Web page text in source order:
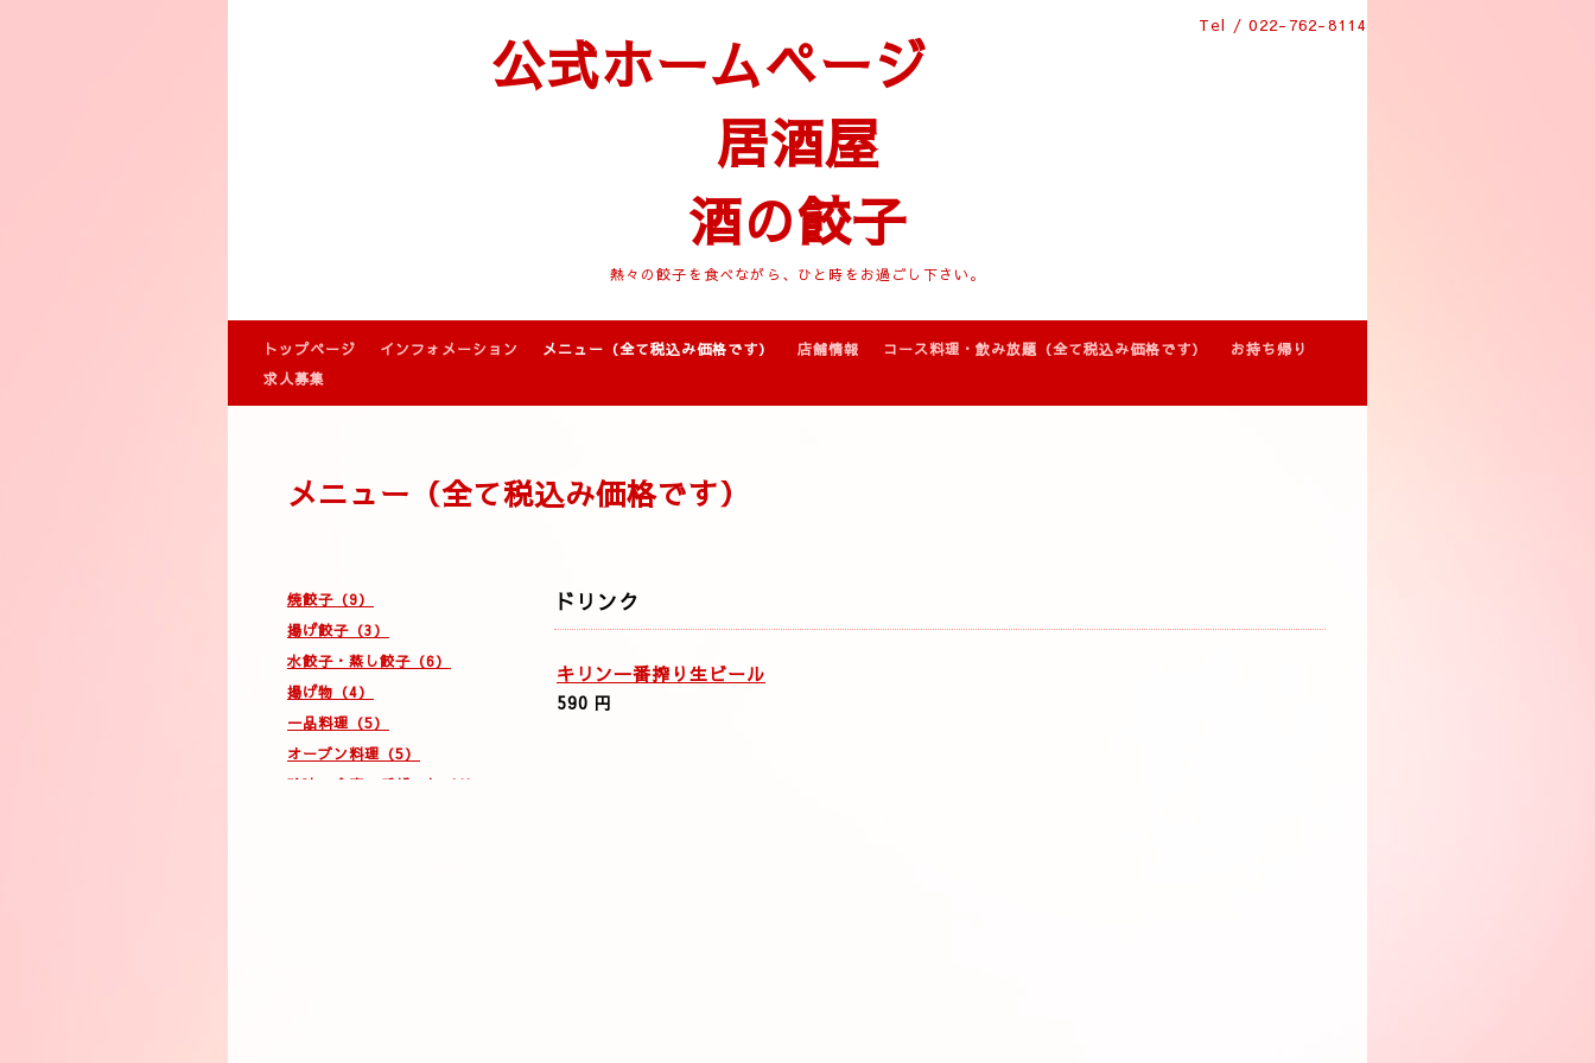
Tel / 022-762-8114
公式ホームページ
居酒屋
酒の餃子
熱々の餃子を食べながら、ひと時をお過ごし下さい。
トップページ インフォメーション メニュー（全て税込み価格です） 店舗情報 コース料理・飲み放題（全て税込み価格です）
お持ち帰り
求人募集
焼餃子（9）
揚げ餃子（3）
水餃子・蒸し餃子（6）
揚げ物（4）
一品料理（5）
オーブン料理（5）
珍味・食事・デザート（4）
メニュー（全て税込み価格です）
ドリンク
キリン一番搾り生ビール
590 円